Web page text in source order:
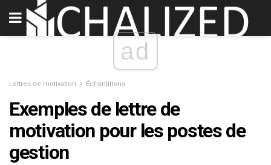
ad
Lettres de motivation Échantillons
Exemples de lettre de
motivation pour les postes de
gestion